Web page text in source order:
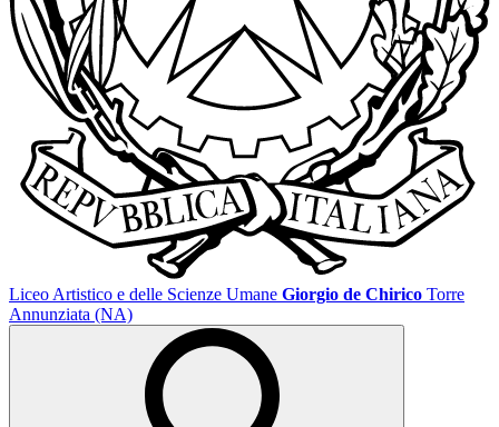
Liceo Artistico e delle Scienze Umane Giorgio de Chirico Torre
Annunziata (NA)